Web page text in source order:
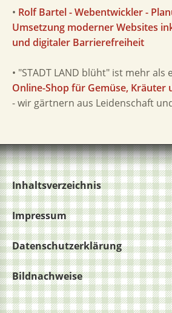
• Rolf Bartel - Webentwickler -
Umsetzung moderner Websites
und digitaler Barrierefreiheit
• "STADT LAND blüht" ist mehr als
Online-Shop für Gemüse, Kräuter
- wir gärtnern aus Leidenschaft
Inhaltsverzeichnis
Impressum
Datenschutzerklärung
Bildnachweise